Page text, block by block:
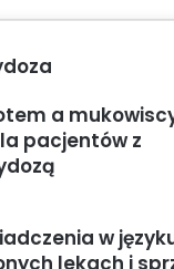
a
pacjentów z
w